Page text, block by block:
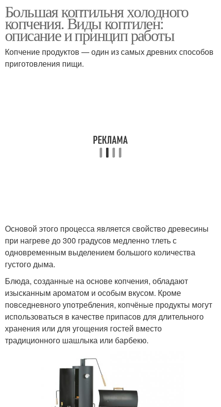
Большая коптильня холодного
копчения. Виды коптилен:
описание и принцип работы
Копчение продуктов — один из самых древних способов
приготовления пищи.
Основой этого процесса является свойство древесины
при нагреве до 300 градусов медленно тлеть с
одновременным выделением большого количества
густого дыма.
Блюда, созданные на основе копчения, обладают
изысканным ароматом и особым вкусом. Кроме
повседневного употребления, копчёные продукты могут
использоваться в качестве припасов для длительного
хранения или для угощения гостей вместо
традиционного шашлыка или барбекю.